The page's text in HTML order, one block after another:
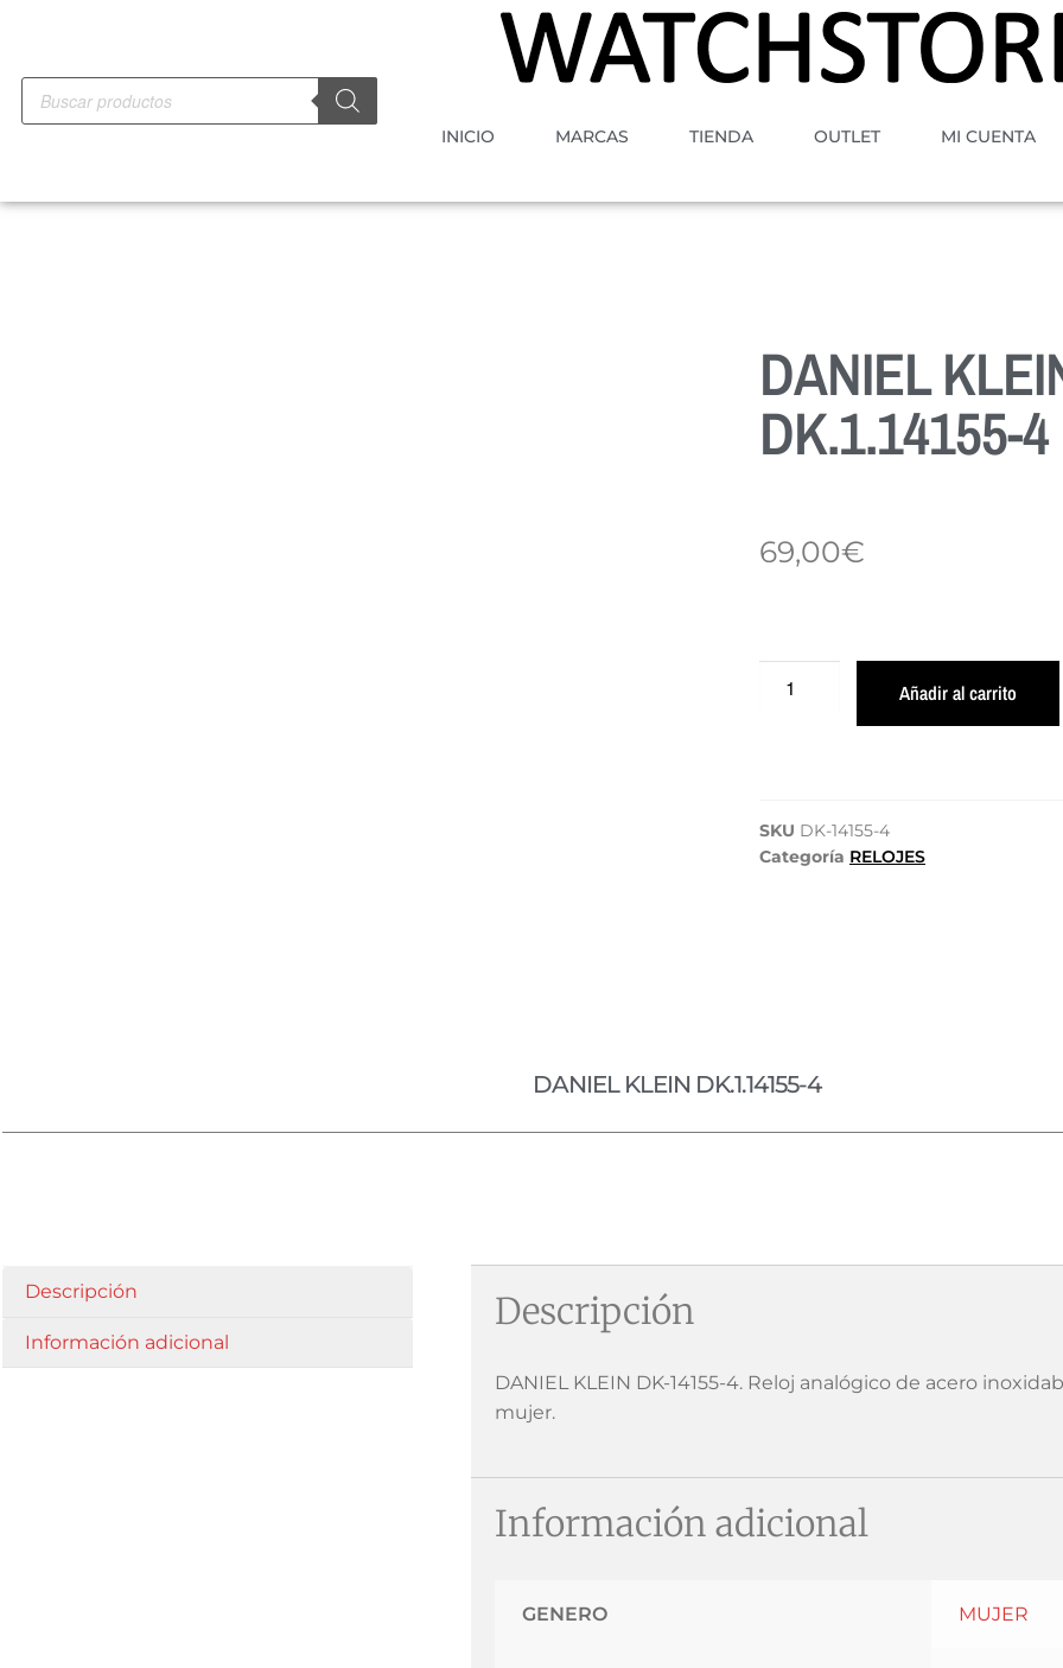
INICIO MARCAS TIENDA OUTLET MI CUENTA
DANIEL
DK.1.14155-4
69,00€
Añadir al carrito
SKU DK-14155-4
Categoría RELOJES
DANIEL KLEIN DK.1.14155-4
Descripción
Información adicional
Descripción
DANIEL KLEIN DK-14155-4. Reloj analógico de acero
mujer.
Información adicional
GENERO MUJER